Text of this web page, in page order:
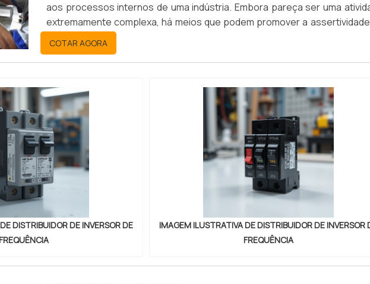
aos processos internos de uma indústria. Embora pareça ser uma
extremamente complexa, há meios que podem promover a
procedimentos e sistemas, como a instalação industrial. No entanto,
efetuar os processos de instalações industriais, é preciso contar com pr...
COTAR AGORA
DISTRIBUIDOR DE INVERSOR DE
IMAGEM ILUSTRATIVA DE DISTRIBUIDOR DE INVERSOR
FREQUÊNCIA